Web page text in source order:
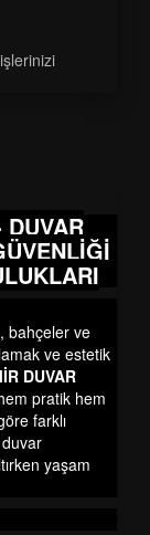
DUVAR
bahçeler ve
ve estetik
DUVAR
pratik hem
farklı
yaşam